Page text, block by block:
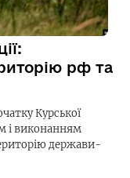
рф та
Курської
і виконанням
держави-